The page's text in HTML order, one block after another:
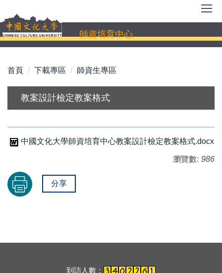
到
主
要
容
師資培育中心
首頁 下載專區 師資生專區
教案設計檢定教案格式
中國文化大學師資培育中心教案設計檢定教案格式.docx
瀏覽數: 986
分享
到訪人數：